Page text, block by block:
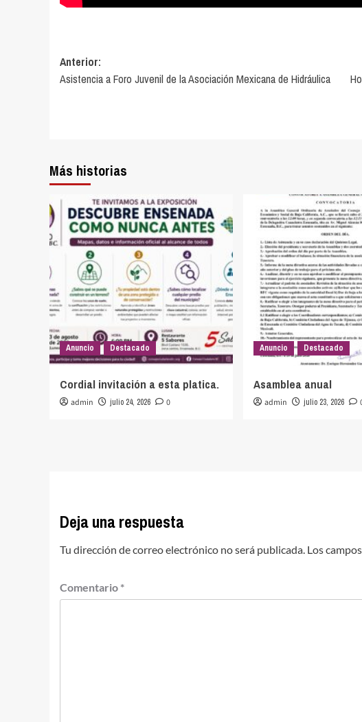
Navegación
de
Anterior:
Asistencia a Foro Juvenil de la Asociación Mexicana de Hidráulica
Más historias
Anuncio Destacado
Cordial invitación a esta platica.
admin julio 24, 2026 0
Anuncio Destacado
Asamblea anual
admin julio 23, 2026
Deja una respuesta
Tu dirección de correo electrónico no será publicada. Los
Comentario *